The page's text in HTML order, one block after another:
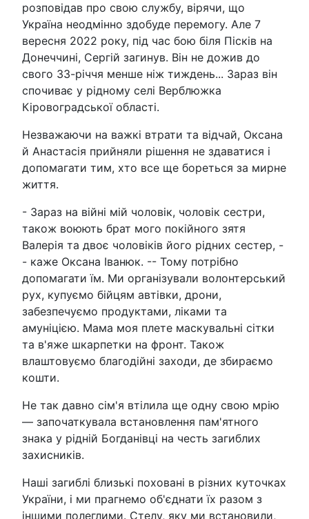
розповідав про свою службу, вірячи, що
Україна неодмінно здобуде перемогу. Але 7
вересня 2022 року, під час бою біля Пісків на
Донеччині, Сергій загинув. Він не дожив до
свого 33-річчя менше ніж тиждень... Зараз він
спочиває у рідному селі Верблюжка
Кіровоградської області.
Незважаючи на важкі втрати та відчай, Оксана
й Анастасія прийняли рішення не здаватися і
допомагати тим, хто все ще бореться за мирне
життя.
- Зараз на війні мій чоловік, чоловік сестри,
також воюють брат мого покійного зятя
Валерія та двоє чоловіків його рідних сестер, -
- каже Оксана Іванюк. -- Тому потрібно
допомагати їм. Ми організували волонтерський
рух, купуємо бійцям автівки, дрони,
забезпечуємо продуктами, ліками та
амуніцією. Мама моя плете маскувальні сітки
та в'яже шкарпетки на фронт. Також
влаштовуємо благодійні заходи, де збираємо
кошти.
Не так давно сім'я втілила ще одну свою мрію
— започаткувала встановлення пам'ятного
знака у рідній Богданівці на честь загиблих
захисників.
Наші загиблі близькі поховані в різних куточках
України, і ми прагнемо об'єднати їх разом з
іншими полеглими. Стелу, яку ми встановили,